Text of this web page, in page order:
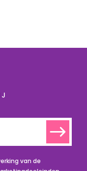
van de